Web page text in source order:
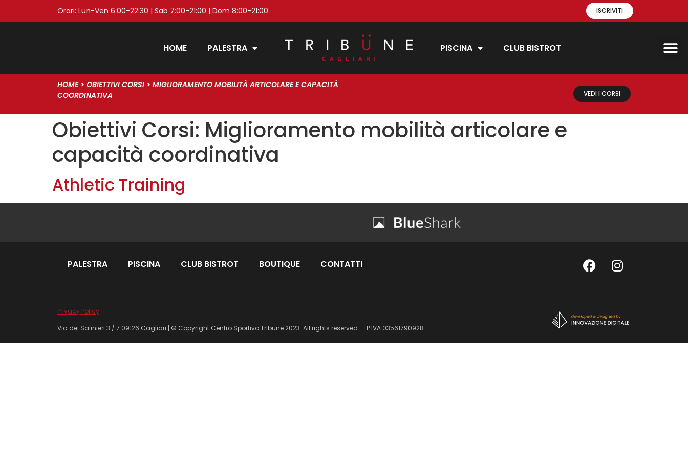
Orari: Lun-Ven 6:00-22:30 | Sab 7:00-21:00 | Dom 8:00-21:00 ISCRIVITI
HOME PALESTRA PISCINA CLUB BISTROT
HOME> OBIETTIVI CORSI > MIGLIORAMENTO MOBILITÀ ARTICOLARE E CAPACITÀ
COORDINATIVA
VEDI I CORSI
Obiettivi Corsi: Miglioramento mobilità articolare e
capacità coordinativa
Athletic Training
PALESTRA PISCINA CLUB BISTROT BOUTIQUE CONTATTI
Privacy Policy
Via dei Salinieri 3 / 7 09126 Cagliari | © Copyright Centro Sportivo Tribune 2023. All rights reserved. – P.IVA 03561790928